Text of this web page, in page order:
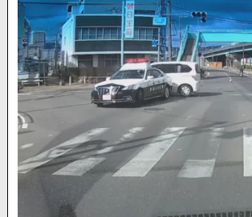
れ
る。
パ
ト
カ
ー
に
検
挙
さ
る
GOOGLE